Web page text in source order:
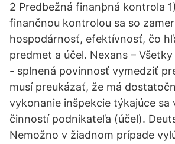
2 Predbežná finanþná kontrola
finančnou kontrolou sa so
hospodárnosť, efektívnosť, čo
predmet a účel. Nexans –
- splnená povinnosť vymedziť
musí preukázať, že má
vykonanie inšpekcie týkajúce sa
činností podnikateľa (účel).
Nemožno v žiadnom prípade